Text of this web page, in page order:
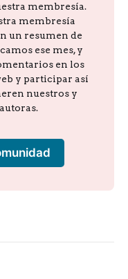
membresía.
membresía
un resumen de
ese mes, y
en los
y participar así
nuestros y